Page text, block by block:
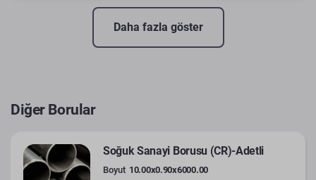
Daha fazla göster
Diğer Borular
Soğuk Sanayi Borusu (CR)-Adetli
Boyut 10.00x0.90x6000.00